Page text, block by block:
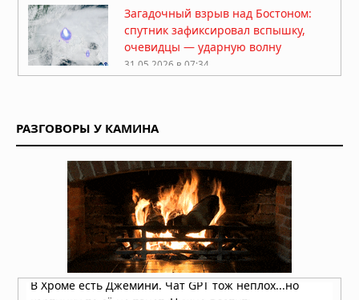
Загадочный взрыв над Бостоном:
спутник зафиксировал вспышку,
очевидцы — ударную волну
31.05.2026 в 07:34
Геологическая служба США
подтверждает факт
30.05.2026 в 11:41
Небесные удары: таинственные
«землетрясения в небе» сотрясают
планету, и никто не знает почему
15.04.2026 в 06:34
Странные смерти и исчезновение
шести американских ученых
связанных с секретными
РАЗГОВОРЫ У КАМИНА